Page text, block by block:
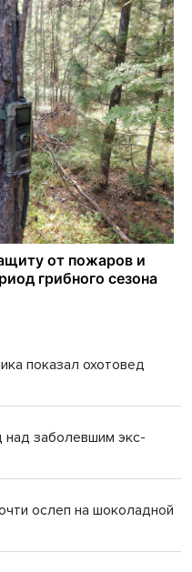
показал охотовед
над заболевшим экс-
ослеп на шоколадной